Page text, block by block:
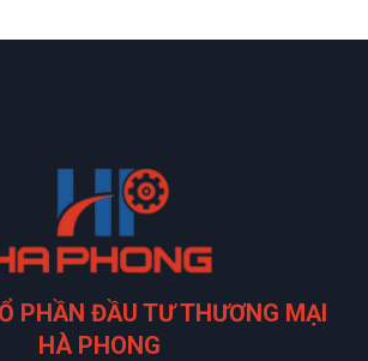
PHẦN ĐẦU TƯ THƯƠNG MẠI
HÀ PHONG